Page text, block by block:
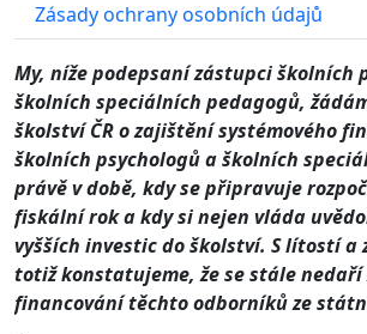
Zásady ochrany osobních údajů
My, níže podepsaní zástupci školních
školních speciálních pedagogů,
školství ČR o zajištěnísystémového
školních psychologů a školních
právě v době, kdy se připravuje
fiskální rok a kdy si nejen vláda
vyšších investic do školství. S lítostí a
totiž konstatujeme, že se stále
financování těchto odborníků ze